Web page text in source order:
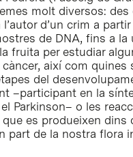
molt diversos: des
l’autor d’un crim a
de DNA, fins a la
fruita per estudiar
així com quines
del
–participant en la
Parkinson– o les
es produeixen dins
part de la nostra flora